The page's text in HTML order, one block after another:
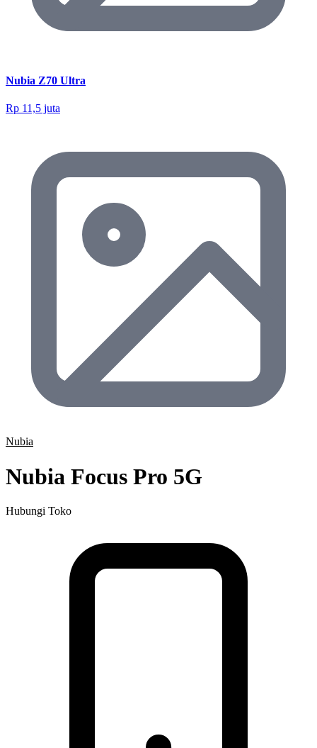
Nubia Z70 Ultra
Rp 11,5 juta
Nubia
Nubia Focus Pro 5G
Hubungi Toko